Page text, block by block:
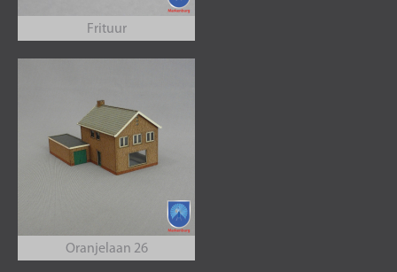
Frituur
Oranjelaan 26